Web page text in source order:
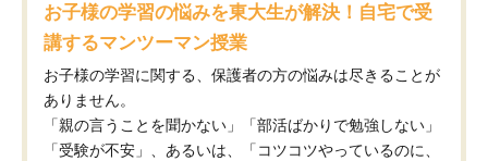
お子様の学習の悩みを東大生が解決！自宅で受
講するマンツーマン授業
お子様の学習に関する、保護者の方の悩みは尽きることが
ありません。
「親の言うことを聞かない」「部活ばかりで勉強しない」
「受験が不安」、あるいは、「コツコツやっているのに、